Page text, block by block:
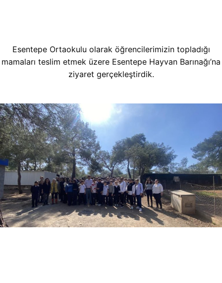
Esentepe Ortaokulu olarak öğrencilerimizin topladığı
mamaları teslim etmek üzere Esentepe Hayvan Barınağı’na
ziyaret gerçekleştirdik.